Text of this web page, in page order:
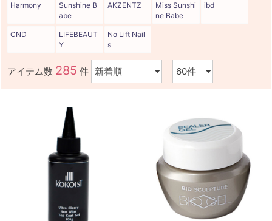
Harmony
Sunshine B
abe
AKZENTZ
Miss Sunshi
ne Babe
ibd
CND
LIFEBEAUT
Y
No Lift Nail
s
アイテム数 285 件